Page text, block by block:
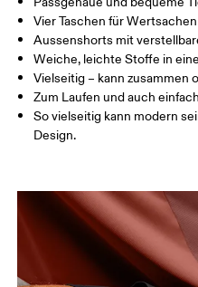
OBERSCHENK
EL
54.5
Horizontal verschieben, um
Schrittlänge (Grösse M):
Vier Taschen für
Aussenshorts mit
Weiche, leichte Stoffe in
Vielseitig – kann zusammen
Zum Laufen und auch
So vielseitig kann modern
Design.